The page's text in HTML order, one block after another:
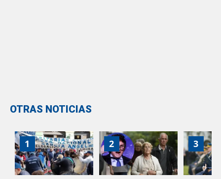
OTRAS NOTICIAS
1 2 3